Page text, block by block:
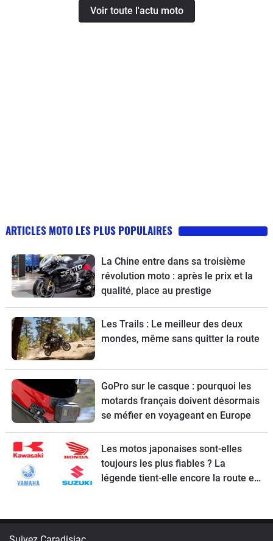
Voir toute l'actu moto
ARTICLES MOTO LES PLUS POPULAIRES
La Chine entre dans sa troisième
révolution moto : après le prix et la
qualité, place au prestige
Les Trails : Le meilleur des deux
mondes, même sans quitter la route
GoPro sur le casque : pourquoi les
motards français doivent désormais
se méfier en voyageant en Europe
Les motos japonaises sont-elles
toujours les plus fiables ? La
légende tient-elle encore la route en